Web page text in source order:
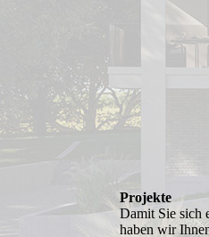
Projekte
Damit Sie sich
haben wir